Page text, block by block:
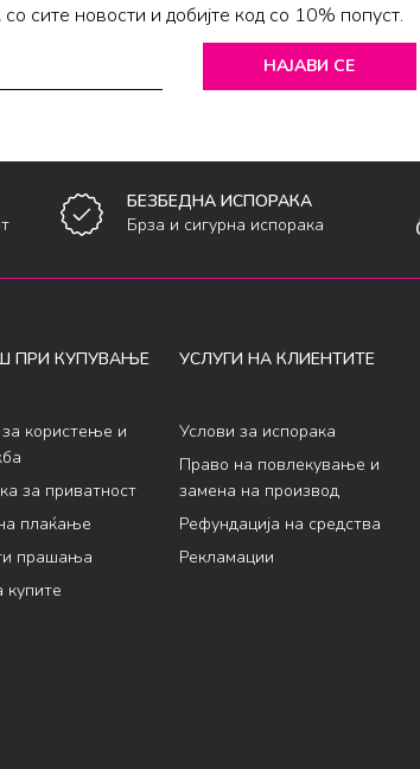
сите новости и добијте код со 10% попуст.
НАЈАВИ СЕ
БЕЗБЕДНА ИСПОРАКА
Брза и сигурна испорака
ПРИ КУПУВАЊЕ
користење и
за приватност
плаќање
прашања
купите
УСЛУГИ НА КЛИЕНТИТЕ
Услови за испорака
Право на повлекување и
замена на производ
Рефундација на средства
Рекламации